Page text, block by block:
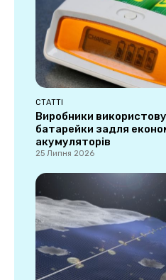
СТАТТІ
Виробники
батарейки задля
акумуляторів
25 Липня 2026